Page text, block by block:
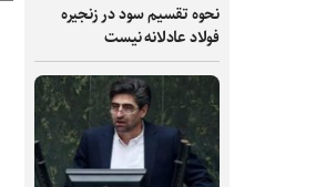
نحوه تقسیم سود در زنجیره
فولاد عادلانه نیست